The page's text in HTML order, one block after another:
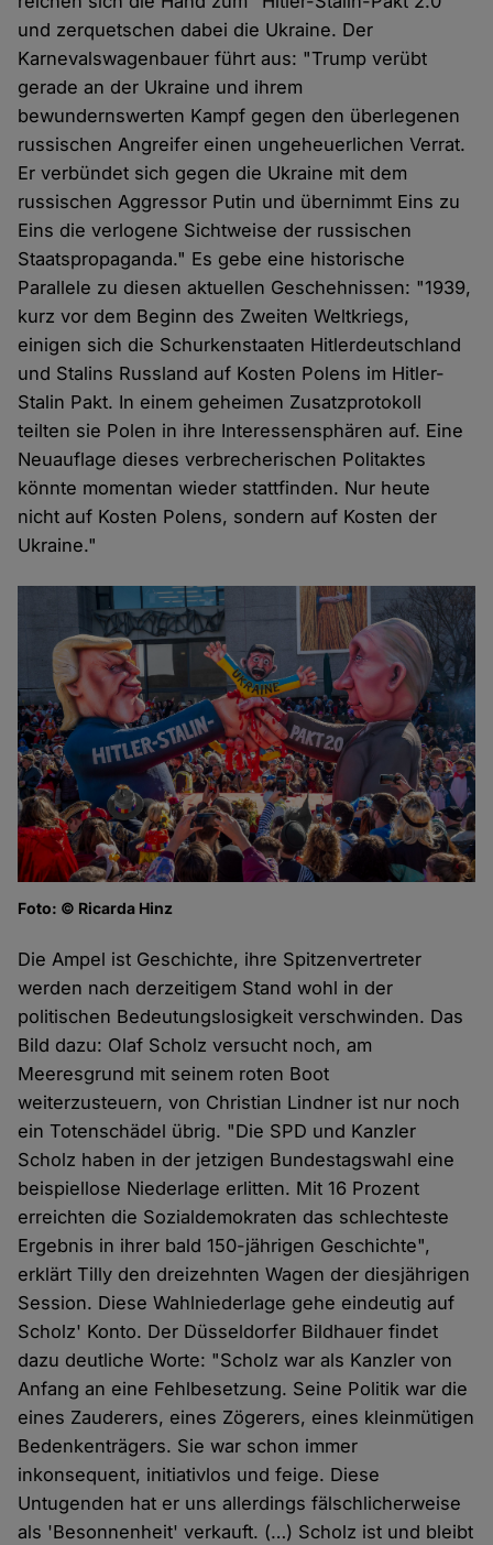
und zerquetschen dabei die Ukraine. Der
Karnevalswagenbauer führt aus: "Trump verübt
gerade an der Ukraine und ihrem
bewundernswerten Kampf gegen den überlegenen
russischen Angreifer einen ungeheuerlichen Verrat.
Er verbündet sich gegen die Ukraine mit dem
russischen Aggressor Putin und übernimmt Eins zu
Eins die verlogene Sichtweise der russischen
Staatspropaganda." Es gebe eine historische
Parallele zu diesen aktuellen Geschehnissen: "1939,
kurz vor dem Beginn des Zweiten Weltkriegs,
einigen sich die Schurkenstaaten Hitlerdeutschland
und Stalins Russland auf Kosten Polens im Hitler-
Stalin Pakt. In einem geheimen Zusatzprotokoll
teilten sie Polen in ihre Interessensphären auf. Eine
Neuauflage dieses verbrecherischen Politaktes
könnte momentan wieder stattfinden. Nur heute
nicht auf Kosten Polens, sondern auf Kosten der
Ukraine."
Foto: © Ricarda Hinz
Die Ampel ist Geschichte, ihre Spitzenvertreter
werden nach derzeitigem Stand wohl in der
politischen Bedeutungslosigkeit verschwinden. Das
Bild dazu: Olaf Scholz versucht noch, am
Meeresgrund mit seinem roten Boot
weiterzusteuern, von Christian Lindner ist nur noch
ein Totenschädel übrig. "Die SPD und Kanzler
Scholz haben in der jetzigen Bundestagswahl eine
beispiellose Niederlage erlitten. Mit 16 Prozent
erreichten die Sozialdemokraten das schlechteste
Ergebnis in ihrer bald 150-jährigen Geschichte",
erklärt Tilly den dreizehnten Wagen der diesjährigen
Session. Diese Wahlniederlage gehe eindeutig auf
Scholz' Konto. Der Düsseldorfer Bildhauer findet
dazu deutliche Worte: "Scholz war als Kanzler von
Anfang an eine Fehlbesetzung. Seine Politik war die
eines Zauderers, eines Zögerers, eines kleinmütigen
Bedenkenträgers. Sie war schon immer
inkonsequent, initiativlos und feige. Diese
Untugenden hat er uns allerdings fälschlicherweise
als 'Besonnenheit' verkauft. (…) Scholz ist und bleibt